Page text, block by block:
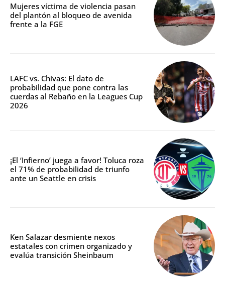
Mujeres víctima de violencia pasan
del plantón al bloqueo de avenida
frente a la FGE
LAFC vs. Chivas: El dato de
probabilidad que pone contra las
cuerdas al Rebaño en la Leagues Cup
2026
¡El ‘Infierno’ juega a favor! Toluca roza
el 71% de probabilidad de triunfo
ante un Seattle en crisis
Ken Salazar desmiente nexos
estatales con crimen organizado y
evalúa transición Sheinbaum